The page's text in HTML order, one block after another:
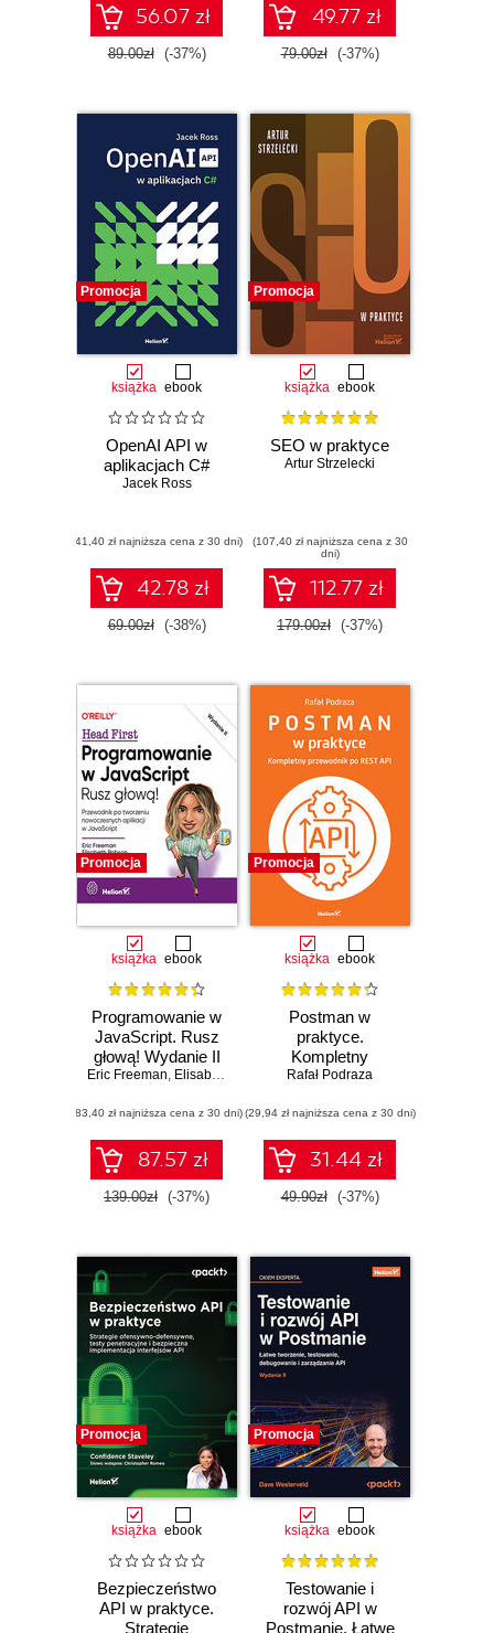
56.07 zł
89.00zł (-37%)
49.77 zł
79.00zł (-37%)
Promocja
książka ebook
OpenAI API w
aplikacjach C#
Jacek Ross
(41,40 zł najniższa cena z 30 dni)
42.78 zł
69.00zł (-38%)
Promocja
książka ebook
SEO w praktyce
Artur Strzelecki
(107,40 zł najniższa cena z 30
dni)
112.77 zł
179.00zł (-37%)
Promocja
książka ebook
Programowanie w
JavaScript. Rusz
głową! Wydanie II
Eric Freeman, Elisabeth Robson
(83,40 zł najniższa cena z 30 dni)
87.57 zł
139.00zł (-37%)
Promocja
książka ebook
Postman w
praktyce.
Kompletny
przewodnik po
Rafał Podraza
(29,94 zł najniższa cena z 30 dni)
31.44 zł
49.90zł (-37%)
Promocja
książka ebook
Bezpieczeństwo
API w praktyce.
Strategie
Promocja
książka ebook
Testowanie i
rozwój API w
Postmanie. Łatwe